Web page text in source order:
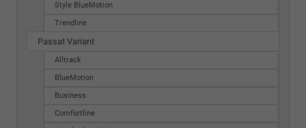
Style BlueMotion
Trendline
Passat Variant
Alltrack
BlueMotion
Business
Comfortline